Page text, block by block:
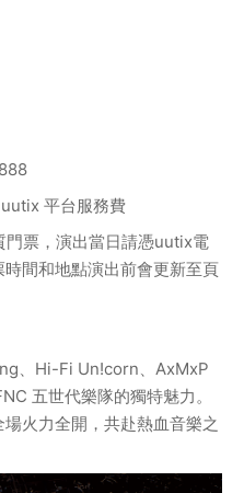
平台服務費
票，演出當日請憑uutix電
間和地點演出前會更新至頁
、Hi-Fi Un!corn、AxMxP
五世代樂隊的獨特魅力。
火力全開，共赴熱血音樂之